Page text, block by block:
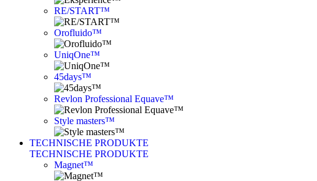
RE/START™
Orofluido™
UniqOne™
45days™
Revlon Professional Equave™
Style masters™
TECHNISCHE PRODUKTE
TECHNISCHE PRODUKTE
Magnet™